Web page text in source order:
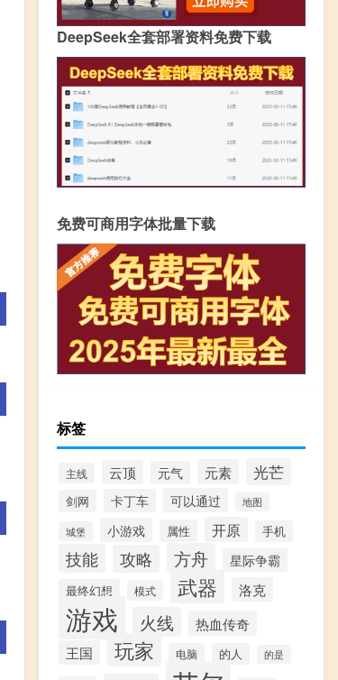
DeepSeek全套部署资料免费下载
免费可商用字体批量下载
标签
主线 云顶 元气 元素 光芒
剑网 卡丁车 可以通过 地图
城堡 小游戏 属性 开原 手机
技能 攻略 方舟 星际争霸
最终幻想 模式 武器 洛克
游戏 火线 热血传奇
王国 玩家 电脑 的人 的是